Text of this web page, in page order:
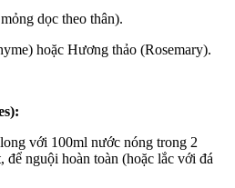
dọc theo thân).
hoặc Hương thảo (Rosemary).
với 100ml nước nóng trong 2
nguội hoàn toàn (hoặc lắc với đá